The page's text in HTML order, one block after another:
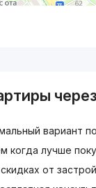
вариант
когда лучше
от